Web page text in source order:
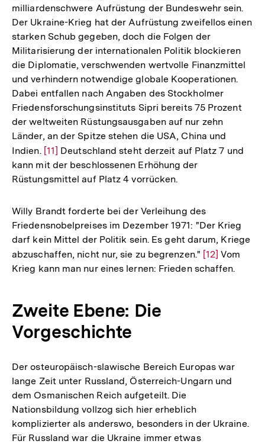
milliardenschwere Aufrüstung der Bundeswehr sein.
Der Ukraine-Krieg hat der Aufrüstung zweifellos einen
starken Schub gegeben, doch die Folgen der
Militarisierung der internationalen Politik blockieren
die Diplomatie, verschwenden wertvolle Finanzmittel
und verhindern notwendige globale Kooperationen.
Dabei entfallen nach Angaben des Stockholmer
Friedensforschungsinstituts Sipri bereits 75 Prozent
der weltweiten Rüstungsausgaben auf nur zehn
Länder, an der Spitze stehen die USA, China und
Indien. Zur
Auflösung
der
[11] Deutschland steht derzeit auf Platz 7 und
kann mit der beschlossenen Erhöhung der
Rüstungsmittel auf Platz 4 vorrücken.
Willy Brandt forderte bei der Verleihung des
Friedensnobelpreises im Dezember 1971: "Der Krieg
darf kein Mittel der Politik sein. Es geht darum, Kriege
abzuschaffen, nicht nur, sie zu begrenzen." Zur
Auflösung
[12] Vom
Krieg kann man nur eines lernen: Frieden schaffen.
Zweite Ebene: Die
Vorgeschichte
Der osteuropäisch-slawische Bereich Europas war
lange Zeit unter Russland, Österreich-Ungarn und
dem Osmanischen Reich aufgeteilt. Die
Nationsbildung vollzog sich hier erheblich
komplizierter als anderswo, besonders in der Ukraine.
Für Russland war die Ukraine immer etwas